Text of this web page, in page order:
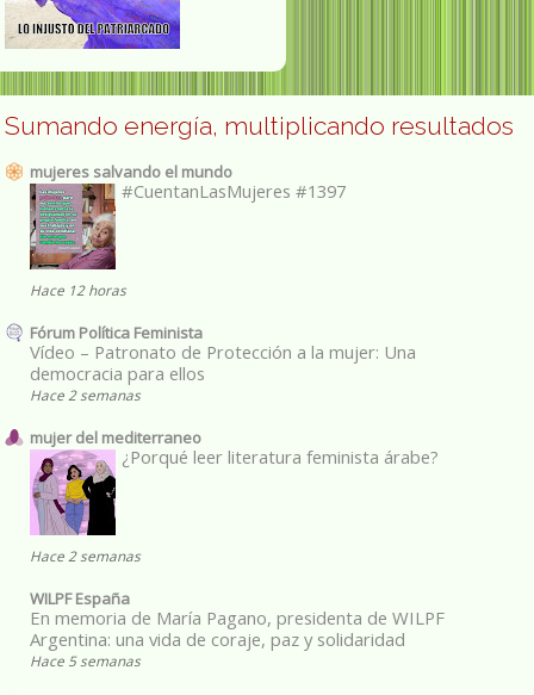
Sumando energía, multiplicando resultados
mujeres salvando el mundo
#CuentanLasMujeres #1397
Hace 12 horas
Fórum Política Feminista
Vídeo – Patronato de Protección a la mujer: Una
democracia para ellos
Hace 2 semanas
mujer del mediterraneo
¿Porqué leer literatura feminista árabe?
Hace 2 semanas
WILPF España
En memoria de María Pagano, presidenta de WILPF
Argentina: una vida de coraje, paz y solidaridad
Hace 5 semanas